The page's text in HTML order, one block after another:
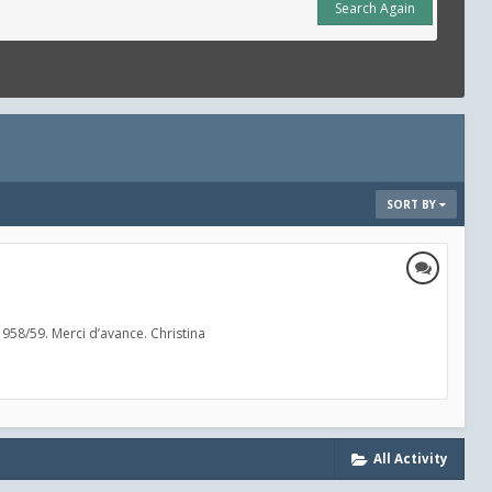
Search Again
SORT BY
59. Merci d’avance. Christina
All Activity